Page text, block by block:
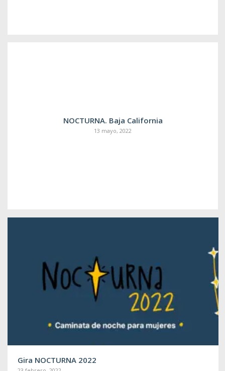
NOCTURNA. Baja California
13 mayo, 2022
Gira NOCTURNA 2022